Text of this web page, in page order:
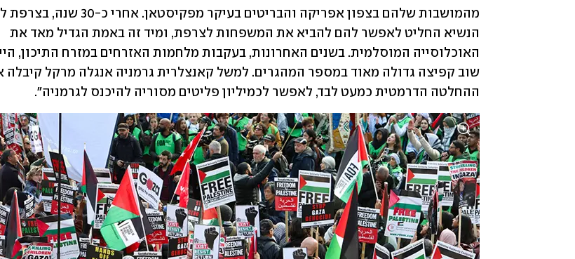
ההחלטה הדרמטית כמעט לבד, לאפשר לכמיליון פליטים מסוריה להיכנס לגרמניה".